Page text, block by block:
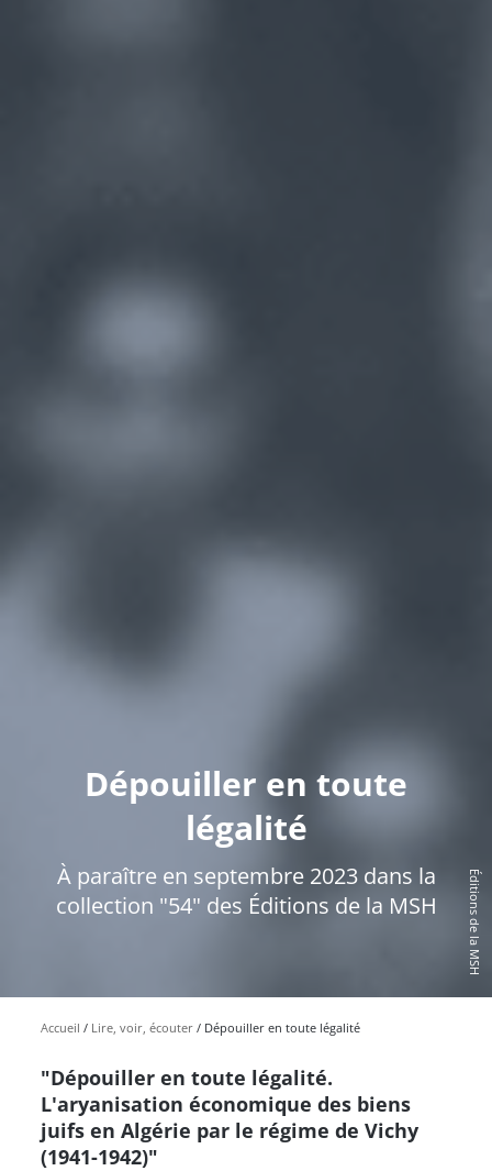
Dépouiller en toute
légalité
À paraître en septembre 2023 dans la
collection "54" des Éditions de la MSH
Éditions de la MSH
Accueil Lire, voir, écouter Dépouiller en toute légalité
"Dépouiller en toute légalité.
L'aryanisation économique des biens
juifs en Algérie par le régime de Vichy
(1941-1942)"